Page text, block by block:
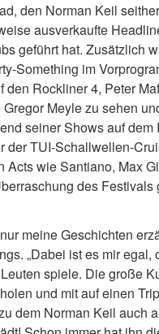
den Norman Keil seither
ausverkaufte
geführt hat. Zusätzlich
Something im
den Rockliner 4, Peter
Meyle zu sehen
seiner Shows auf dem
der TUI-Schallwellen-
Acts wie Santiano, Max
des Festivals
meine Geschichten
„Dabei ist es mir egal,
spiele. Die große
und mit auf einen
dem Norman Keil auch